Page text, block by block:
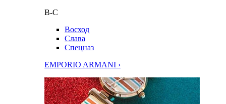
В-С
Восход
Слава
Спецназ
EMPORIO ARMANI ›